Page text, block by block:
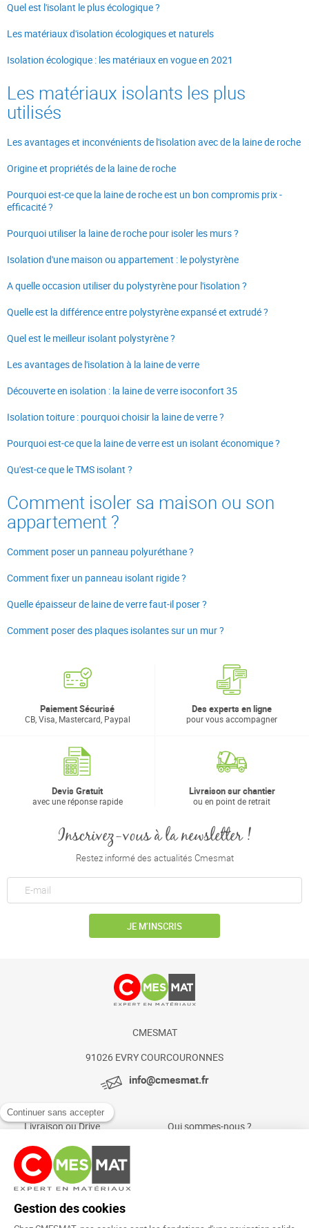
Quel est l'isolant le plus écologique ?
Les matériaux d'isolation écologiques et naturels
Isolation écologique : les matériaux en vogue en 2021
Les matériaux isolants les plus
utilisés
Les avantages et inconvénients de l'isolation avec de la laine de roche
Origine et propriétés de la laine de roche
Pourquoi est-ce que la laine de roche est un bon compromis prix -
efficacité ?
Pourquoi utiliser la laine de roche pour isoler les murs ?
Isolation d'une maison ou appartement : le polystyrène
A quelle occasion utiliser du polystyrène pour l'isolation ?
Quelle est la différence entre polystyrène expansé et extrudé ?
Quel est le meilleur isolant polystyrène ?
Les avantages de l'isolation à la laine de verre
Découverte en isolation : la laine de verre isoconfort 35
Isolation toiture : pourquoi choisir la laine de verre ?
Pourquoi est-ce que la laine de verre est un isolant économique ?
Qu'est-ce que le TMS isolant ?
Comment isoler sa maison ou son
appartement ?
Comment poser un panneau polyuréthane ?
Comment fixer un panneau isolant rigide ?
Quelle épaisseur de laine de verre faut-il poser ?
Comment poser des plaques isolantes sur un mur ?
Paiement Sécurisé
CB, Visa, Mastercard, Paypal
Des experts en ligne
pour vous accompagner
Devis Gratuit
avec une réponse rapide
Livraison sur chantier
ou en point de retrait
Inscrivez-vous à la newsletter !
Restez informé des actualités Cmesmat
JE M’INSCRIS
CMESMAT
91026 EVRY COURCOURONNES
info@cmesmat.fr
Livraison ou Drive
Paiement sécurisé
Foire aux questions
Qui sommes-nous ?